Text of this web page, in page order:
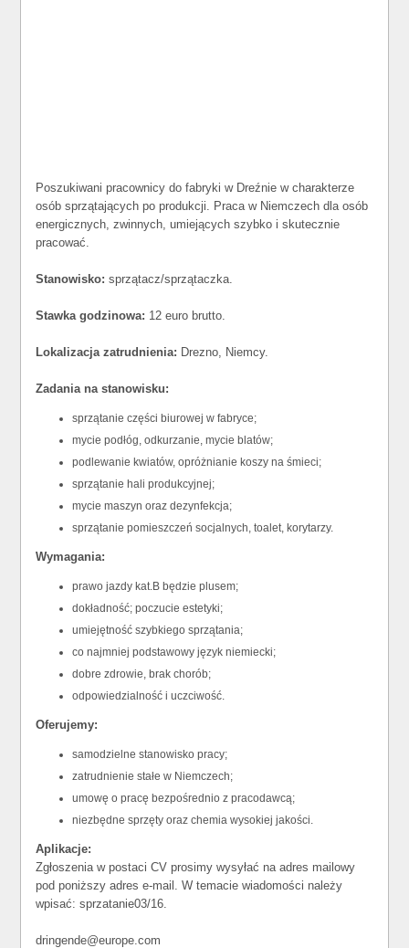
Poszukiwani pracownicy do fabryki w Dreźnie w charakterze
osób sprzątających po produkcji. Praca w Niemczech dla osób
energicznych, zwinnych, umiejących szybko i skutecznie
pracować.
Stanowisko: sprzątacz/sprzątaczka.
Stawka godzinowa: 12 euro brutto.
Lokalizacja zatrudnienia: Drezno, Niemcy.
Zadania na stanowisku:
sprzątanie części biurowej w fabryce;
mycie podłóg, odkurzanie, mycie blatów;
podlewanie kwiatów, opróżnianie koszy na śmieci;
sprzątanie hali produkcyjnej;
mycie maszyn oraz dezynfekcja;
sprzątanie pomieszczeń socjalnych, toalet, korytarzy.
Wymagania:
prawo jazdy kat.B będzie plusem;
dokładność; poczucie estetyki;
umiejętność szybkiego sprzątania;
co najmniej podstawowy język niemiecki;
dobre zdrowie, brak chorób;
odpowiedzialność i uczciwość.
Oferujemy:
samodzielne stanowisko pracy;
zatrudnienie stałe w Niemczech;
umowę o pracę bezpośrednio z pracodawcą;
niezbędne sprzęty oraz chemia wysokiej jakości.
Aplikacje:
Zgłoszenia w postaci CV prosimy wysyłać na adres mailowy
pod poniższy adres e-mail. W temacie wiadomości należy
wpisać: sprzatanie03/16.
dringende@europe.com